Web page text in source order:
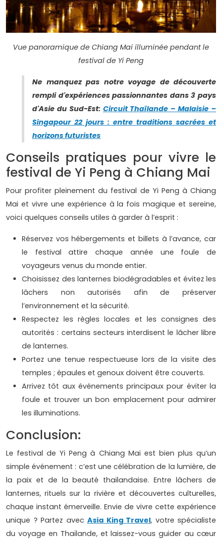
Vue panoramique de Chiang Mai illuminée pendant le
festival de Yi Peng
Ne manquez pas notre voyage de découverte
rempli d'expériences passionnantes dans 3 pays
d'Asie du Sud-Est: Circuit Thaïlande – Malaisie –
Singapour 22 jours : entre traditions sacrées et
horizons futuristes
Conseils pratiques pour vivre le
festival de Yi Peng à Chiang Mai
Pour profiter pleinement du festival de Yi Peng à Chiang
Mai et vivre une expérience à la fois magique et sereine,
voici quelques conseils utiles à garder à l’esprit :
Réservez vos hébergements et billets à l’avance, car
le festival attire chaque année une foule de
voyageurs venus du monde entier.
Choisissez des lanternes biodégradables et évitez les
lâchers non autorisés afin de préserver
l’environnement et la sécurité.
Respectez les règles locales et les consignes des
autorités : certains secteurs interdisent le lâcher libre
de lanternes.
Portez une tenue respectueuse lors de la visite des
temples ; épaules et genoux doivent être couverts.
Arrivez tôt aux événements principaux pour éviter la
foule et trouver un bon emplacement pour admirer
les illuminations.
Conclusion:
Le festival de Yi Peng à Chiang Mai est bien plus qu’un
simple événement : c’est une célébration de la lumière, de
la paix et de la beauté thaïlandaise. Entre lâchers de
lanternes, rituels sur la rivière et découvertes culturelles,
chaque instant émerveille. Envie de vivre cette expérience
unique ? Partez avec Asia King Travel, votre spécialiste
du voyage en Thaïlande, et laissez-vous guider au cœur